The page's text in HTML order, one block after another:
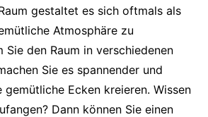
gestaltet es sich oftmals als
Atmosphäre zu
Sie den Raum in verschiedenen
Sie es spannender und
gemütliche Ecken kreieren. Wissen
Dann können Sie einen